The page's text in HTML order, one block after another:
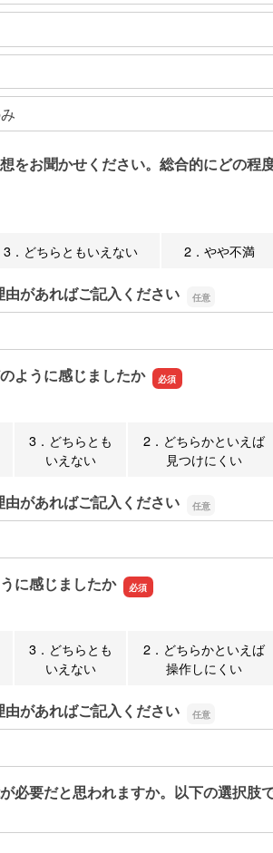
をお聞かせください。総合的にどの程
3．どちらともいえない 2．やや不満
があればご記入ください
があればご記入ください
ように感じましたか
3．どちらとも
いえない
2．どちらかといえば
見つけにくい
があればご記入ください
があればご記入ください
に感じましたか
3．どちらとも
いえない
2．どちらかといえば
操作しにくい
があればご記入ください
があればご記入ください
必要だと思われますか。以下の選択肢